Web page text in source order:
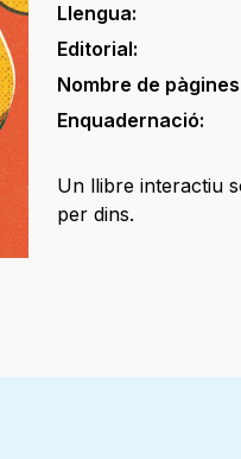
Llengua:
Editorial:
Nombre de
Enquadernació:
Un llibre interactiu
per dins.